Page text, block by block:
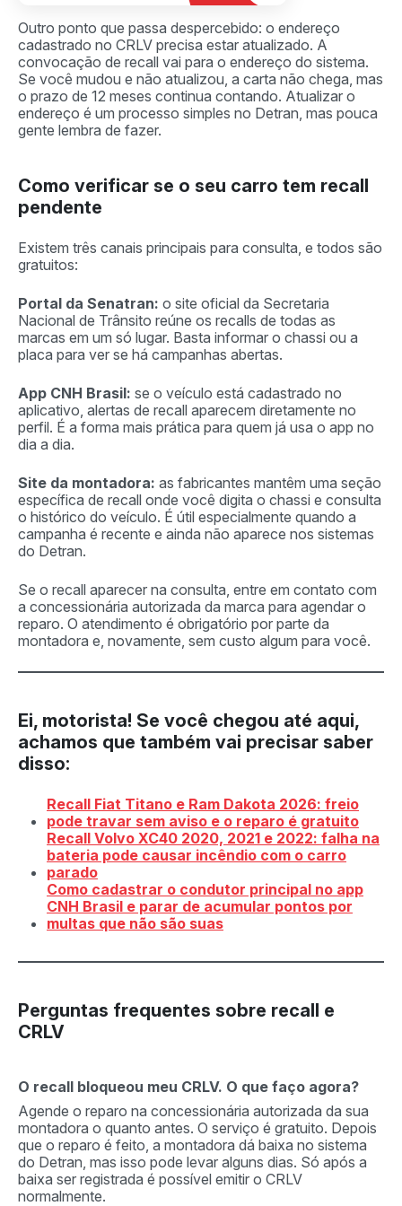
Outro ponto que passa despercebido: o endereço
cadastrado no CRLV precisa estar atualizado. A
convocação de recall vai para o endereço do sistema.
Se você mudou e não atualizou, a carta não chega, mas
o prazo de 12 meses continua contando. Atualizar o
endereço é um processo simples no Detran, mas pouca
gente lembra de fazer.
Como verificar se o seu carro tem recall
pendente
Existem três canais principais para consulta, e todos são
gratuitos:
Portal da Senatran: o site oficial da Secretaria
Nacional de Trânsito reúne os recalls de todas as
marcas em um só lugar. Basta informar o chassi ou a
placa para ver se há campanhas abertas.
App CNH Brasil: se o veículo está cadastrado no
aplicativo, alertas de recall aparecem diretamente no
perfil. É a forma mais prática para quem já usa o app no
dia a dia.
Site da montadora: as fabricantes mantêm uma seção
específica de recall onde você digita o chassi e consulta
o histórico do veículo. É útil especialmente quando a
campanha é recente e ainda não aparece nos sistemas
do Detran.
Se o recall aparecer na consulta, entre em contato com
a concessionária autorizada da marca para agendar o
reparo. O atendimento é obrigatório por parte da
montadora e, novamente, sem custo algum para você.
Ei, motorista! Se você chegou até aqui,
achamos que também vai precisar saber
disso:
Recall Fiat Titano e Ram Dakota 2026: freio
pode travar sem aviso e o reparo é gratuito
Recall Volvo XC40 2020, 2021 e 2022: falha na
bateria pode causar incêndio com o carro
parado
Como cadastrar o condutor principal no app
CNH Brasil e parar de acumular pontos por
multas que não são suas
Perguntas frequentes sobre recall e
CRLV
O recall bloqueou meu CRLV. O que faço agora?
Agende o reparo na concessionária autorizada da sua
montadora o quanto antes. O serviço é gratuito. Depois
que o reparo é feito, a montadora dá baixa no sistema
do Detran, mas isso pode levar alguns dias. Só após a
baixa ser registrada é possível emitir o CRLV
normalmente.